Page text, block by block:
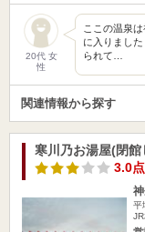
20代 女
性
ここの温泉
に入りまし
られて…
関連情報から探す
寒川乃お湯屋(閉館
3.0点
平